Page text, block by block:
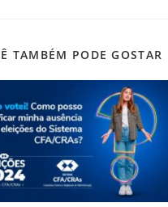
er e
dI
n
s
A
p
p
e
n
g
er
ri
e
n
dl
y
TAMBÉM PODE GOSTAR